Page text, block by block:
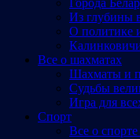
Из глубины
О политике
Все о шахматах
Шахматы и
Судьбы
Игра для
Спорт
Все о